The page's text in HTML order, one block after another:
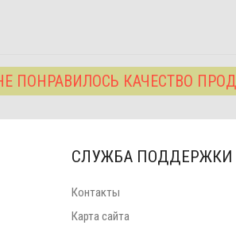
ПОНРАВИЛОСЬ КАЧЕСТВО
СЛУЖБА ПОДДЕРЖКИ
Контакты
Карта сайта